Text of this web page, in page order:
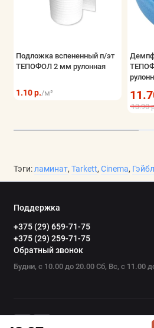
Подложка вспененный п/эт
ТЕПОФОЛ 2 мм рулонная
1.10 р./м²
13.90
Тэги:ламинат, Tarkett, Cinema, Гэйбл
Поддержка
+375 (29) 659-71-75
+375 (29) 259-71-75
Обратный звонок
Будни, с 10.00 до 20.00 Сб, Вс, с 11.00